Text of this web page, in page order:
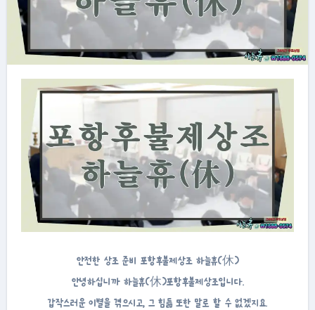
안전한 상조 준비 포항후불제상조 하늘휴(休)
안녕하십니까 하늘휴(休)포항후불제상조입니다.
갑작스러운 이별을 겪으시고, 그 힘듦 또한 말로 할 수 없겠지요.